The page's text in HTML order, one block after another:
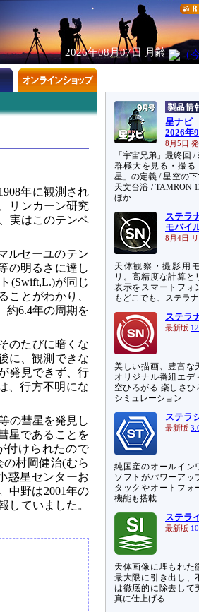
2026年08月07日 月齢
年に観測され
リンカーン研究
実はこのテンペ
ルセーユのテン
の明るさに達し
(Swift,L.)が同じ
ことがわかり、
約6.4年の周期を
のたびに暗くな
に、観測できな
発見できず、行
、行方不明にな
の彗星を発見し
星であることを
付けられたので
の村岡健治(むら
惑星センターお
中野は2001年の
していました。
星ナビ
2026年
8月5日
「宇宙兄弟」最終回
群極大を見る・撮る
星」の定義 / 星空の
天文台浴 / TAMRON
ほか
ステラ
モバイ
8月4日
天体観察・撮影用
リ。高精度な計算と
表示をスマートフォ
もどこでも、ステラナ
ステラ
最新版
美しい描画、豊富な
オリジナル番組エデ
空ひろがる 楽しさひ
シミュレーション
ステラ
最新版
純国産のオールイン
ソフトがパワーアッ
タックやオートフォ
機能も搭載
ステラ
最新版
天体画像に埋もれた
最大限に引き出し、
は徹底的に除去して
真に仕上げる